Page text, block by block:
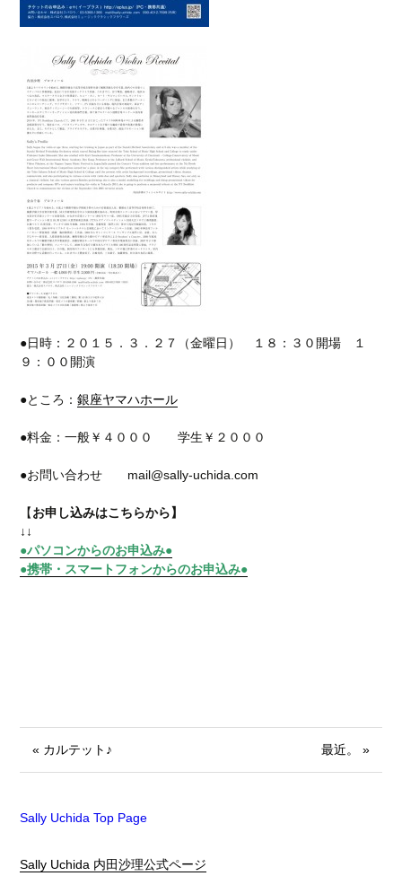
●日時：２０１５．３．２７（金曜日） １８：３０開場 １
９：００開演
●ところ：銀座ヤマハホール
●料金：一般￥４０００ 学生￥２０００
●お問い合わせ mail@sally-uchida.com
【お申し込みはこちらから】
↓↓
●パソコンからのお申込み●
●携帯・スマートフォンからのお申込み●
« カルテット♪ 最近。 »
Sally Uchida Top Page
Sally Uchida 内田沙理公式ページ